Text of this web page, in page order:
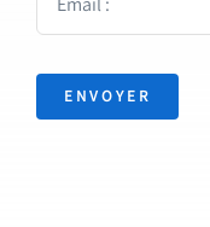
ENVOYER